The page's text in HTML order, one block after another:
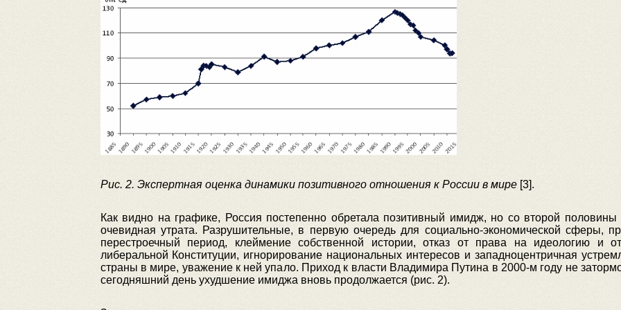
Рис. 2. Экспертная оценка динамики позитивного отношения к России в мире[3].
Как видно на графике, Россия постепенно обретала позитивный имидж, но со второй половины
очевидная утрата. Разрушительные, в первую очередь для социально-экономической сферы,
перестроечный период, клеймение собственной истории, отказ от права на идеологию и
либеральной Конституции, игнорирование национальных интересов и западноцентричная
страны в мире, уважение к ней упало. Приход к власти Владимира Путина в 2000-м году не
сегодняшний день ухудшение имиджа вновь продолжается (рис. 2).